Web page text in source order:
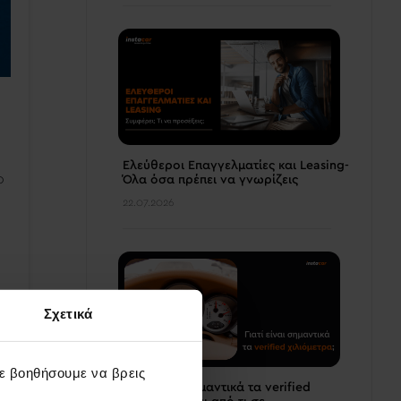
Σχετικά
βοηθήσουμε να βρεις
Ελεύθεροι Επαγγελματίες και Leasing-
Όλα όσα πρέπει να γνωρίζεις
22.07.2026
Γιατί είναι σημαντικά τα verified